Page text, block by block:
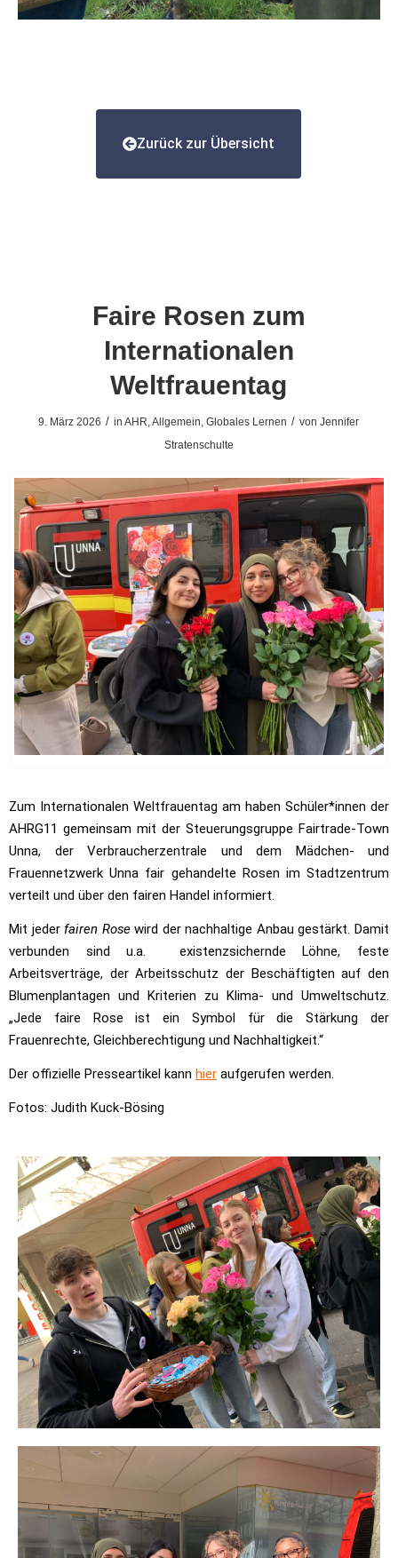
Zurück zur Übersicht
Faire Rosen zum
Internationalen
Weltfrauentag
9. März 2026 / inAHR ,Allgemein ,Globales Lernen / vonJennifer
Stratenschulte
Zum Internationalen Weltfrauentag am haben Schüler*innen der
AHRG11 gemeinsam mit der Steuerungsgruppe Fairtrade-Town
Unna, der Verbraucherzentrale und dem Mädchen- und
Frauennetzwerk Unna fair gehandelte Rosen im Stadtzentrum
verteilt und über den fairen Handel informiert.
Mit jeder fairen Rosewird der nachhaltige Anbau gestärkt. Damit
verbunden sind u.a. existenzsichernde Löhne, feste
Arbeitsverträge, der Arbeitsschutz der Beschäftigten auf den
Blumenplantagen und Kriterien zu Klima- und Umweltschutz.
„Jede faire Rose ist ein Symbol für die Stärkung der
Frauenrechte, Gleichberechtigung und Nachhaltigkeit.“
Der offizielle Presseartikel kann hier aufgerufen werden.
Fotos: Judith Kuck-Bösing